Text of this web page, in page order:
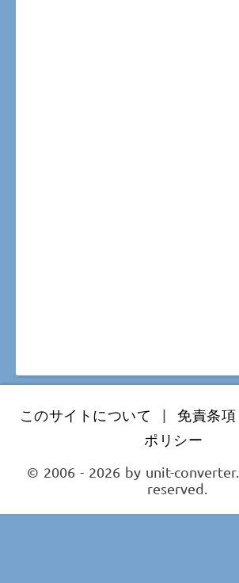
このサイトについて | 免責条項
ポリシー
© 2006 - 2026 by unit-
reserved.